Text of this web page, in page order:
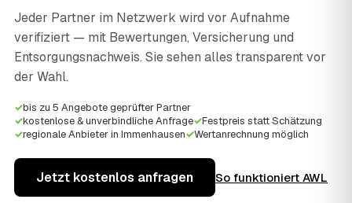
Jeder Partner im Netzwerk wird vor Aufnahme
verifiziert — mit Bewertungen, Versicherung und
Entsorgungsnachweis. Sie sehen alles transparent vor
der Wahl.
✓bis zu 5 Angebote geprüfter Partner
✓kostenlose & unverbindliche Anfrage✓Festpreis statt Schätzung
✓regionale Anbieter in Immenhausen✓Wertanrechnung möglich
Jetzt kostenlos anfragen So funktioniert AWL